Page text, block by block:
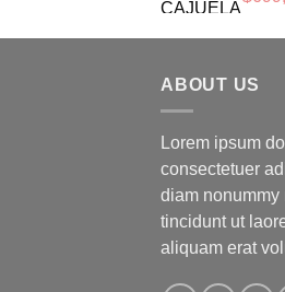
ABOUT US
Lorem ipsum
consectetuer
diam nonummy
tincidunt ut
aliquam erat